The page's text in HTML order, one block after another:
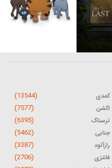
کمدی (13544)
اکشن (7577)
ترسناک (6395)
جنایی (5462)
رازآلود (3387)
فانتزی (2706)